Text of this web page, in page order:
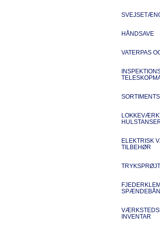
HÅNDSAVE
VATERPAS
ELEKTRISK
TILBEHØR
INVENTAR